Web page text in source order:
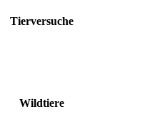
Tierversuche
Wildtiere